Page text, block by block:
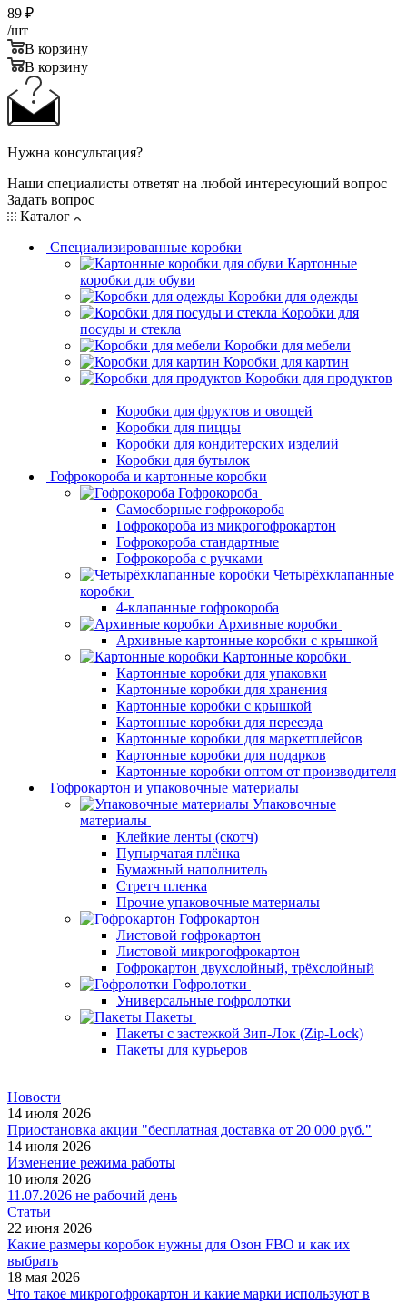
89 ₽
/шт
В корзину
В корзину
Нужна консультация?
Наши специалисты ответят на любой интересующий вопрос
Задать вопрос
Каталог
Специализированные коробки
Картонные
коробки для обуви
Коробки для одежды
Коробки для
посуды и стекла
Коробки для мебели
Коробки для картин
Коробки для продуктов
Коробки для фруктов и овощей
Коробки для пиццы
Коробки для кондитерских изделий
Коробки для бутылок
Гофрокороба и картонные коробки
Гофрокороба
Самосборные гофрокороба
Гофрокороба из микрогофрокартон
Гофрокороба стандартные
Гофрокороба с ручками
Четырёхклапанные
коробки
4-клапанные гофрокороба
Архивные коробки
Архивные картонные коробки с крышкой
Картонные коробки
Картонные коробки для упаковки
Картонные коробки для хранения
Картонные коробки с крышкой
Картонные коробки для переезда
Картонные коробки для маркетплейсов
Картонные коробки для подарков
Картонные коробки оптом от производителя
Гофрокартон и упаковочные материалы
Упаковочные
материалы
Клейкие ленты (скотч)
Пупырчатая плёнка
Бумажный наполнитель
Стретч пленка
Прочие упаковочные материалы
Гофрокартон
Листовой гофрокартон
Листовой микрогофрокартон
Гофрокартон двухслойный, трёхслойный
Гофролотки
Универсальные гофролотки
Пакеты
Пакеты с застежкой Зип-Лок (Zip-Lock)
Пакеты для курьеров
Новости
14 июля 2026
Приостановка акции "бесплатная доставка от 20 000 руб."
14 июля 2026
Изменение режима работы
10 июля 2026
11.07.2026 не рабочий день
Статьи
22 июня 2026
Какие размеры коробок нужны для Озон FBO и как их
выбрать
18 мая 2026
Что такое микрогофрокартон и какие марки используют в